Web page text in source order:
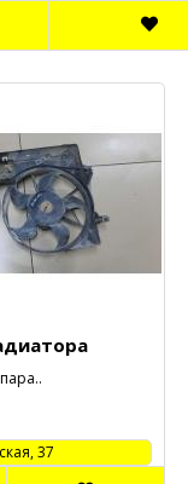
37